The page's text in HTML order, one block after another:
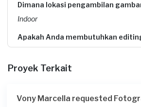
Dimana lokasi pengambilan
Indoor
Apakah Anda membutuhkan
Apakah Anda ingin mencetak hasil
Kapan Anda membutuhkan
Proyek Terkait
Vony Marcella requested